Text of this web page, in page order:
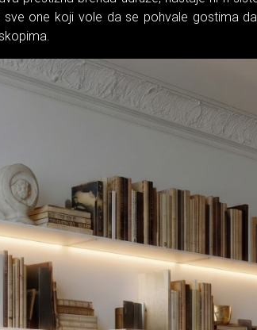
sve one koji vole da se pohvale gostima